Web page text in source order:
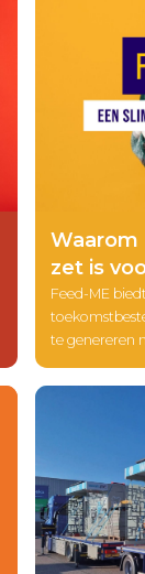
Waarom
zet is
Feed-ME
te genereren
locatie en